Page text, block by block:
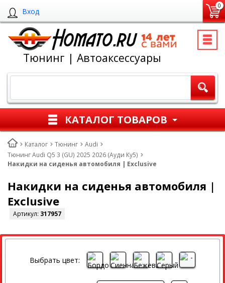
Вход
0
Тюнинг | Автоаксессуары
КАТАЛОГ ТОВАРОВ
Каталог Тюнинг
Audi
Тюнинг Audi Q5 3 (GU) 2025 2026 (Ауди Ку5)
Накидки на сиденья автомобиля | Exclusive
Накидки на сиденья автомобиля |
Exclusive
Артикул: 317957
СКИДКА
Выбрать цвет: